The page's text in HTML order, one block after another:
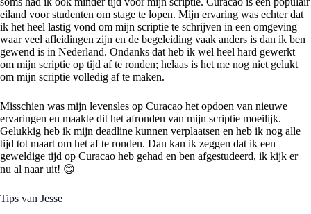
eiland voor studenten om stage te lopen. Mijn ervaring was echter dat
ik het heel lastig vond om mijn scriptie te schrijven in een omgeving
waar veel afleidingen zijn en de begeleiding vaak anders is dan ik ben
gewend is in Nederland. Ondanks dat heb ik wel heel hard gewerkt
om mijn scriptie op tijd af te ronden; helaas is het me nog niet gelukt
om mijn scriptie volledig af te maken.
Misschien was mijn levensles op Curacao het opdoen van nieuwe
ervaringen en maakte dit het afronden van mijn scriptie moeilijk.
Gelukkig heb ik mijn deadline kunnen verplaatsen en heb ik nog alle
tijd tot maart om het af te ronden. Dan kan ik zeggen dat ik een
geweldige tijd op Curacao heb gehad en ben afgestudeerd, ik kijk er
nu al naar uit! 😊
Tips van Jesse